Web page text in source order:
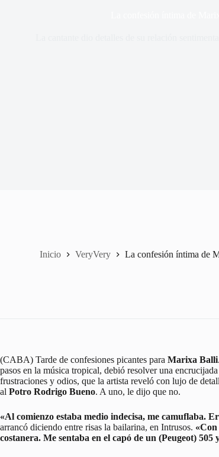
Inicio VeryVery La confesión íntima de
(CABA) Tarde de confesiones picantes para Marixa Balli
pasos en la música tropical, debió resolver una
frustraciones y odios, que la artista reveló con lujo de
al Potro Rodrigo Bueno. A uno, le dijo que no.
«Al comienzo estaba medio indecisa, me camuflaba.
arrancó diciendo entre risas la bailarina, en Intrusos. «Con
costanera. Me sentaba en el capó de un (Peugeot) 505